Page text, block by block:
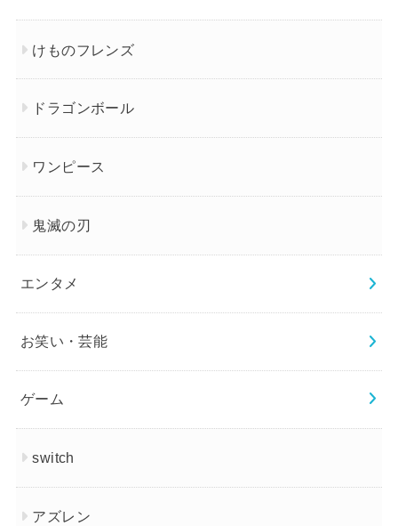
けものフレンズ
ドラゴンボール
ワンピース
鬼滅の刃
エンタメ
お笑い・芸能
ゲーム
switch
アズレン